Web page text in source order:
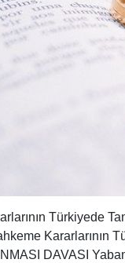
Türkiyede
DAVASI